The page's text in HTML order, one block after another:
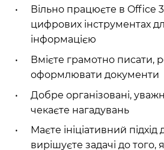
Вільно працюєте в Office
цифрових інструментах
інформацією
Вмієте грамотно писати,
оформлювати документи
Добре організовані,
чекаєте нагадувань
Маєте ініціативний
вирішуєте задачі до того,